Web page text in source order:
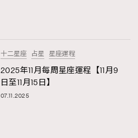
十二星座 占星 星座運程
2025年11月每周星座運程【11月9
日至11月15日】
07.11.2025